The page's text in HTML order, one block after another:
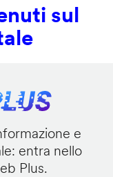
sul
e
entra nello
Plus.